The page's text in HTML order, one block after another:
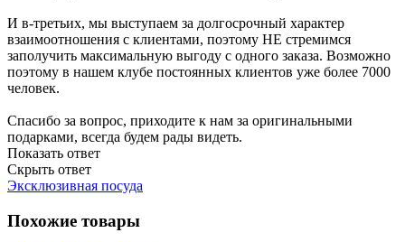
И в-третьих, мы выступаем за долгосрочный характер
взаимоотношения с клиентами, поэтому НЕ стремимся
заполучить максимальную выгоду с одного заказа. Возможно
поэтому в нашем клубе постоянных клиентов уже более 7000
человек.
Спасибо за вопрос, приходите к нам за оригинальными
подарками, всегда будем рады видеть.
Показать ответ
Скрыть ответ
Эксклюзивная посуда
Похожие товары